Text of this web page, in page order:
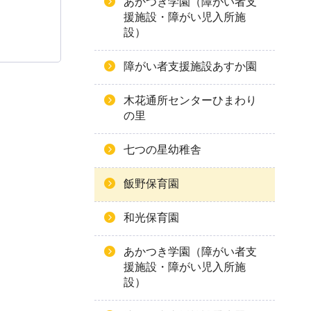
援施設・障がい児入所施
設）
障がい者支援施設あすか園
木花通所センターひまわり
の里
七つの星幼稚舎
飯野保育園
和光保育園
あかつき学園（障がい者支
援施設・障がい児入所施
設）